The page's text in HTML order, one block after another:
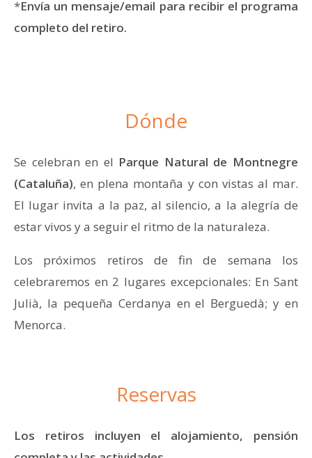
*Envía un mensaje/email para recibir el programa
completo del retiro.
Dónde
Se celebran en el Parque Natural de Montnegre
(Cataluña), en plena montaña y con vistas al mar.
El lugar invita a la paz, al silencio, a la alegría de
estar vivos y a seguir el ritmo de la naturaleza.
Los próximos retiros de fin de semana los
celebraremos en 2 lugares excepcionales: En Sant
Julià, la pequeña Cerdanya en el Berguedà; y en
Menorca.
Reservas
Los retiros incluyen el alojamiento, pensión